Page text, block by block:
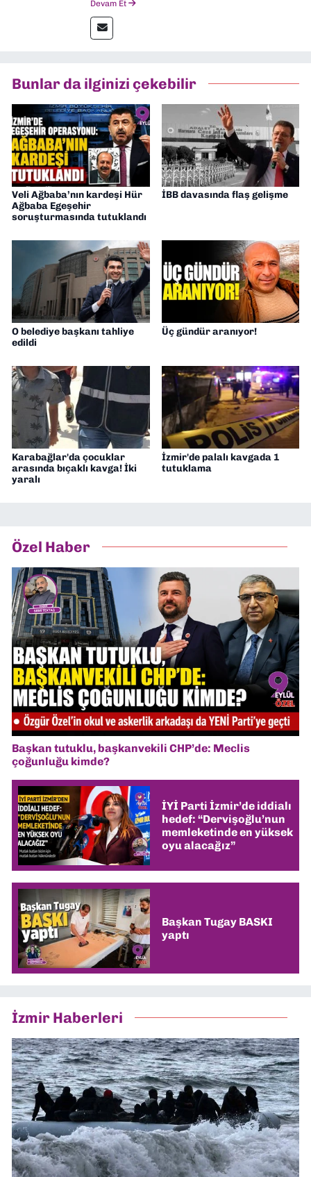
muhabir, editör, müdür yardımcısı ve spor
müdürü olarak görev yaptım. Ayrıca Yeni
Gazetesi'nde editörlük yapıyorum
Devam Et
Bunlar da ilginizi çekebilir
Veli Ağbaba’nın kardeşi Hür
Ağbaba Egeşehir
soruşturmasında tutuklandı
İBB davasında flaş gelişme
O belediye başkanı tahliye
edildi
Üç gündür aranıyor!
Karabağlar'da çocuklar
arasında bıçaklı kavga! İki
yaralı
İzmir'de palalı kavgada 1
tutuklama
Özel Haber
Başkan tutuklu, başkanvekili CHP’de: Meclis
çoğunluğu kimde?
İYİ Parti İzmir’de iddialı
hedef: “Dervişoğlu’nun
memleketinde en yüksek
oyu alacağız”
Başkan Tugay BASKI
yaptı
İzmir Haberleri